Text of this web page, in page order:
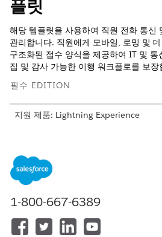
플릿
해당 템플릿을 사용하여 직원 전화 통신
관리합니다. 직원에게 모바일, 로밍 및
구조화된 접수 양식을 제공하여 IT 및
집 및 감사 가능한 이행 워크플로를 보장
필수 EDITION
지원 제품: Lightning Experience
모바일 계획 요청
이 템플릿을 배포하여 직원이 모바일
는 표준화된 방법을 제공합니다.
국제 라우팅 계획 요청
이 템플릿을 배포하여 직원이 국제
1-800-667-6389